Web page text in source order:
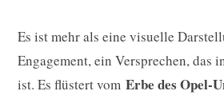
Es ist mehr als eine visuelle
Engagement, ein Versprechen, das
ist. Es flüstert vom Erbe des Opel-